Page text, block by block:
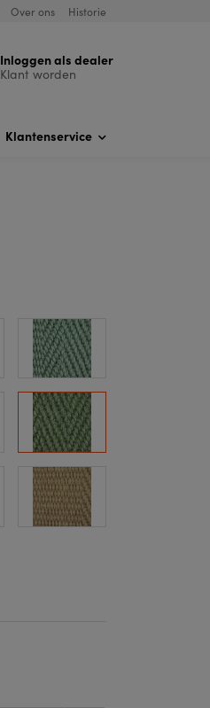
Over ons Historie
Inloggen als dealer
Klant worden
Klantenservice